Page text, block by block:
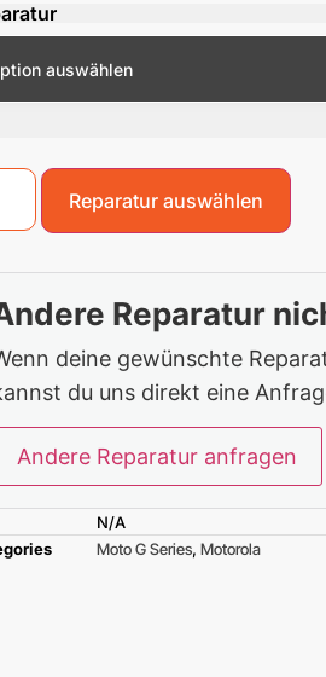
Reparatur auswählen
Reparatur
deine gewünschte
du uns direkt eine
Andere Reparatur anfragen
N/A
Moto G Series, Motorola